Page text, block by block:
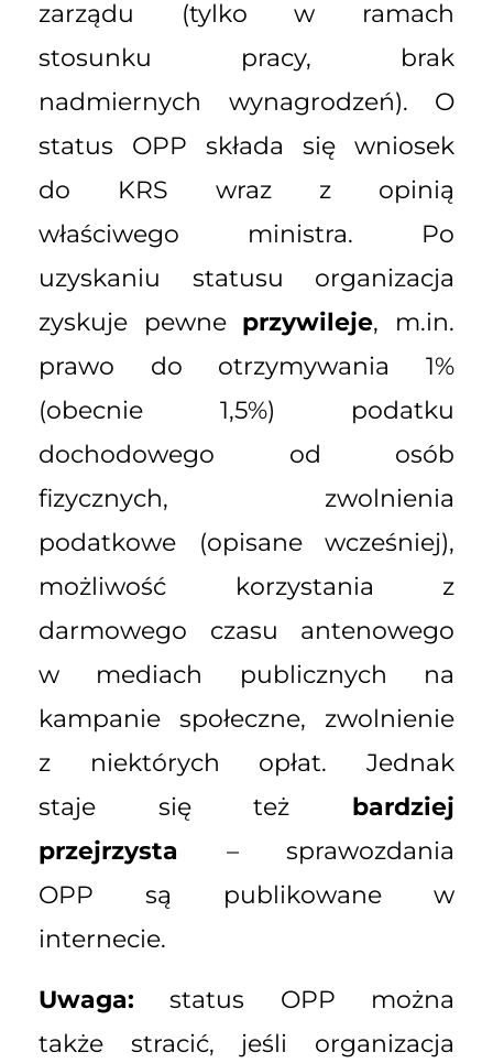
zarządu (tylko w ramach
stosunku pracy, brak
nadmiernych wynagrodzeń). O
status OPP składa się wniosek
do KRS wraz z opinią
właściwego ministra. Po
uzyskaniu statusu organizacja
zyskuje pewne przywileje, m.in.
prawo do otrzymywania 1%
(obecnie 1,5%) podatku
dochodowego od osób
fizycznych, zwolnienia
podatkowe (opisane wcześniej),
możliwość korzystania z
darmowego czasu antenowego
w mediach publicznych na
kampanie społeczne, zwolnienie
z niektórych opłat. Jednak
staje się też bardziej
przejrzysta – sprawozdania
OPP są publikowane w
internecie.
Uwaga: status OPP można
także stracić, jeśli organizacja